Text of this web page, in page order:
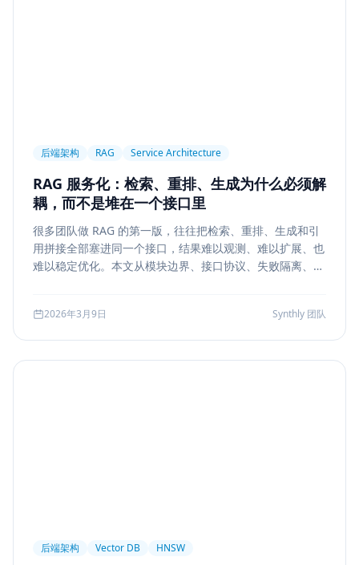
后端架构 RAG Service Architecture
RAG 服务化：检索、重排、生成为什么必须解
耦，而不是堆在一个接口里
很多团队做 RAG 的第一版，往往把检索、重排、生成和引
用拼接全部塞进同一个接口，结果难以观测、难以扩展、也
难以稳定优化。本文从模块边界、接口协议、失败隔离、缓
2026年3月9日 Synthly 团队
后端架构 Vector DB HNSW